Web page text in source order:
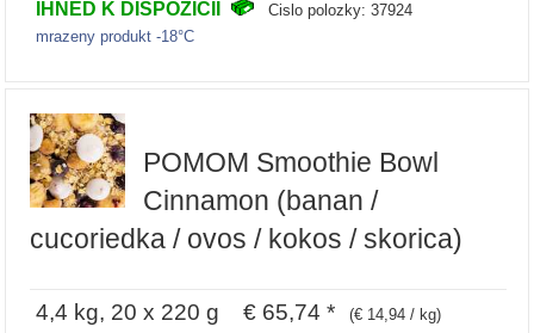
IHNED K DISPOZICII
Cislo polozky: 37924
mrazeny produkt -18°C
POMOM Smoothie Bowl
Cinnamon (banan /
cucoriedka / ovos / kokos / skorica)
4,4 kg, 20 x 220 g € 65,74 * (€ 14,94 / kg)